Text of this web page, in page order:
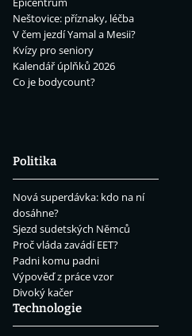
Neštovice: příznaky, léčba
V čem jezdí Yamal a Mesii?
Kvízy pro seniory
Kalendář úplňků 2026
Co je bodycount?
Politika
Nová superdávka: kdo na ní
dosáhne?
Sjezd sudetských Němců
Proč vláda zavádí EET?
Padni komu padni
Výpověď z práce vzor
Divoký kačer
Technologie